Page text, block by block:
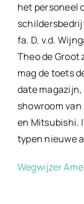
het personeel
fa. D. v.d.
Theo de Groot
mag de toets
date
showroom van
en Mitsubishi.
typen nieuwe
Wegwijzer